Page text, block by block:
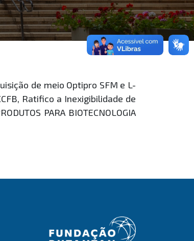
de meio Optipro SFM e L-
Ratifico a Inexigibilidade de
PARA BIOTECNOLOGIA